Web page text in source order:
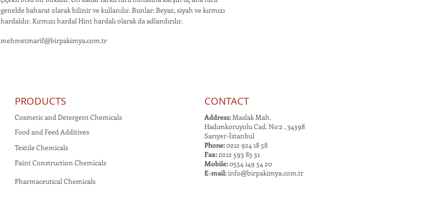
genelde baharat olarak bilinir ve kullanılır. Bunlar: Beyaz, siyah ve kırmızı
hardaldır. Kırmızı hardal Hint hardalı olarak da adlandırılır.
mehmetmarif@birpakimya.com.tr
PRODUCTS
Cosmetic and Detergent Chemicals
Food and Feed Additives
Textile Chemicals
Paint Construction Chemicals
Pharmaceutical Chemicals
CONTACT
Address:Maslak Mah.
Hadımkoruyolu Cad. No:2 , 34398
Sarıyer-İstanbul
Phone:0212 924 18 58
Fax:0212 593 83 31
Mobile:0554 149 54 20
E-mail:info@birpakimya.com.tr